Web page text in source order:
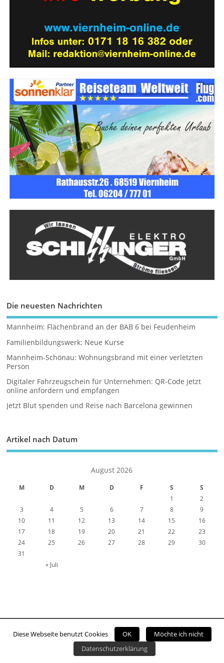
Die neuesten Nachrichten
Mannheim: Flächenbrand an der BAB 6 bei Feudenheim
Familienbildungswerk: Neue Kurse
Mannheim-Schönau: Wohnungsbrand mit einer verletzten
Person
Digitaler Fahrzeugschein für Unternehmen: QR-Code jetzt
online anfordern und empfangen
Jetzt Blut spenden und Reise nach Barcelona gewinnen
Artikel nach Datum
August 2026
M D M D F S S
« Juli
1
2
3
4 5 6 7 8
9
10
11 12 13 14 15
16
17
18 19 20 21 22
23
24
25 26 27 28 29
30
31
Copyright ©2026. Viernheim Online
Datenschutzerklärung
Diese Webseite benutzt Cookies OK
Möchte ich nicht
Datenschutzerklärung